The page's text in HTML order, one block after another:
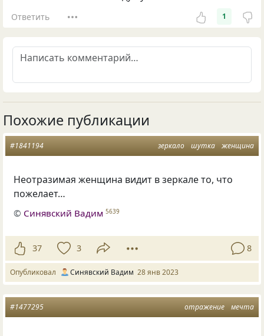
Ответить 1
Похожие публикации
зеркало шутка женщина
#1841194
Неотразимая женщина видит в зеркале то, что
пожелает…
© Синявский Вадим 5639
37 3 8
Опубликовал Синявский Вадим 28 янв 2023
отражение мечта
#1477295